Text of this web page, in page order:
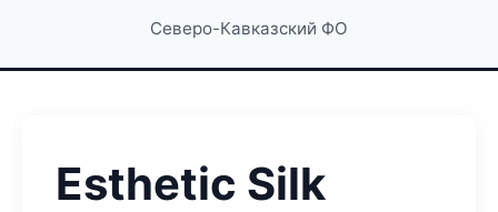
Северо-Кавказский ФО
Esthetic Silk